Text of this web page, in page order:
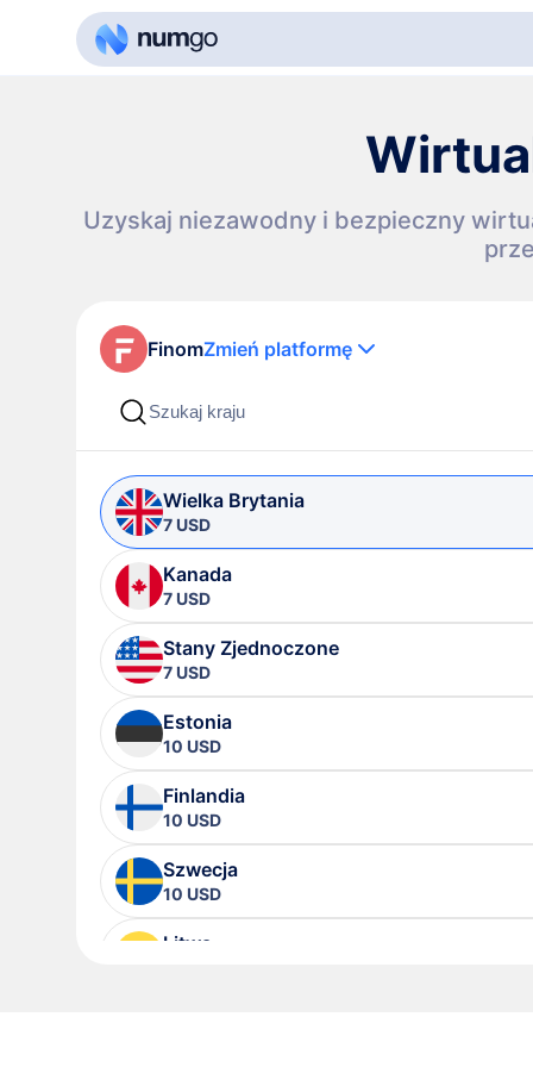
Uzyskaj niezawodny i bezpieczny
FinomZmień platformę
Wielka Brytania
7 USD
Kanada
7 USD
Stany Zjednoczone
7 USD
Estonia
10 USD
Finlandia
10 USD
Szwecja
10 USD
Litwa